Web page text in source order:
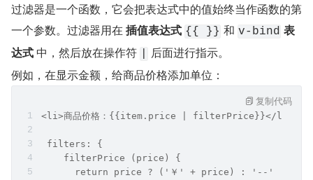
过滤器是一个函数，它会把表达式中的值始终当作函数的第
一个参数。过滤器用在 插值表达式 {{ }} 和 v-bind 表
达式 中，然后放在操作符
后面进行指示。
例如，在显示金额，给商品价格添加单位：
<li>商品价格：{{item.price | filterPrice}}</li>
filters: {
    filterPrice (price) {
      return price ? ('￥' + price) : '--'
复制代码